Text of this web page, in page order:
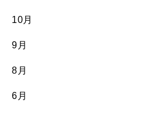
10月
9月
8月
6月